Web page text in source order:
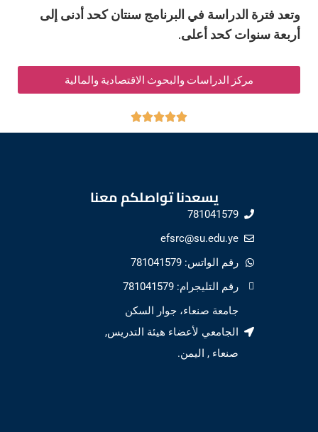
وتعد فترة الدراسة في البرنامج سنتان كحد أدنى إلى
أربعة سنوات كحد أعلى.
مركز الدراسات والبحوث الاقتصادية والمالية
يسعدنا تواصلكم معنا
781041579
efsrc@su.edu.ye
رقم الواتس: 781041579
رقم التليجرام: 781041579
جامعة صنعاء، جوار السكن
الجامعي لأعضاء هيئة التدريس,
صنعاء , اليمن.